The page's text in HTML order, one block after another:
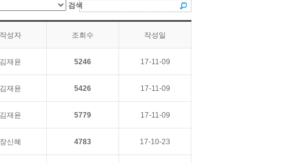
검색
작성자 조회수 작성일
김재윤 5246 17-11-09
김재윤 5426 17-11-09
김재윤 5779 17-11-09
장신혜 4783 17-10-23